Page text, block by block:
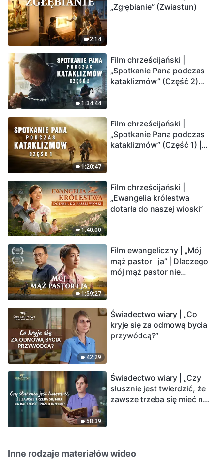
2:14
„Zgłębianie” (Zwiastun)
1:34:44
Film chrześcijański |
„Spotkanie Pana podczas
kataklizmów” (Część 2)
Ludzkość weszła w
odliczanie. Czy znalazłeś
już drogę ocalenia?
1:20:47
Film chrześcijański |
„Spotkanie Pana podczas
kataklizmów” (Część 1) |
1:40:00
Film chrześcijański |
„Ewangelia królestwa
dotarła do naszej wioski”
1:59:27
Film ewangeliczny | „Mój
mąż pastor i ja” | Dlaczego
mój mąż pastor nie
42:29
Świadectwo wiary | „Co
kryje się za odmową bycia
przywódcą?”
58:39
Świadectwo wiary | „Czy
słusznie jest twierdzić, że
zawsze trzeba się mieć na
Inne rodzaje materiałów wideo